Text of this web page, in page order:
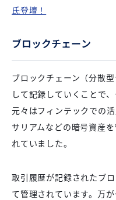
氏登壇！
ブロックチェーン
ブロックチェーン（分散
して記録していくことで
元々はフィンテックでの
サリアムなどの暗号資産
れていました。
取引履歴が記録されたブ
て管理されています。万